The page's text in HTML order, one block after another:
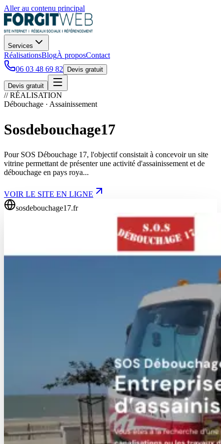
Aller au contenu principal
Services
RéalisationsBlogÀ proposContact
06 03 48 69 82
Devis gratuit
Devis gratuit
// RÉALISATION
Débouchage · Assainissement
Sosdebouchage17
Pour SOS Débouchage 17, l'objectif consistait à concevoir un site
vitrine permettant de présenter une activité d'assainissement et de
débouchage en pays roya...
VOIR LE SITE EN LIGNE
sosdebouchage17.fr